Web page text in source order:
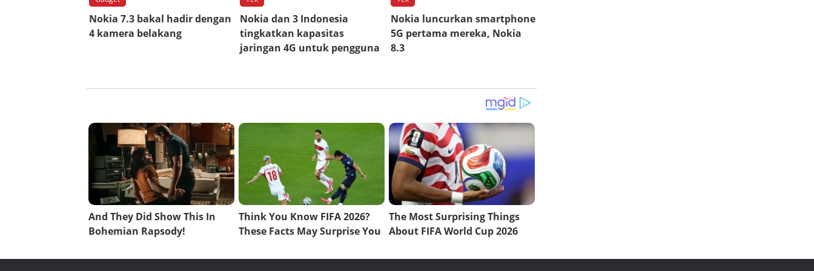
Nokia 7.3 bakal hadir dengan
4 kamera belakang
Nokia dan 3 Indonesia
tingkatkan kapasitas
jaringan 4G untuk pengguna
Nokia luncurkan smartphone
5G pertama mereka, Nokia
8.3